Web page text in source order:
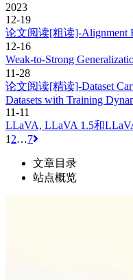
2023
12-19
论文阅读[粗读]-Alignment
12-16
Weak-to-Strong
11-28
论文阅读[精读]-Dataset
Datasets with Training
11-11
LLaVA, LLaVA 1.5和
1 2…7
文章目录
站点概览